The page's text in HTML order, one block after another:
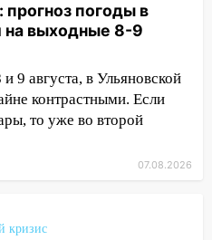
пожар
дачный дом и
отменить
будет выявлять
погоды в
на выходные 8-9
9 августа, в Ульяновской
контрастными. Если
то уже во второй
07.08.2026
кризис